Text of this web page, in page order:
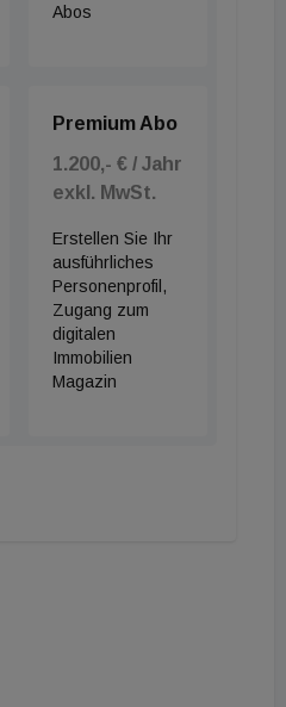
Abos
Premium Abo
1.200,- € / Jahr
exkl. MwSt.
Erstellen Sie Ihr
ausführliches
Personenprofil,
Zugang zum
digitalen
Immobilien
Magazin